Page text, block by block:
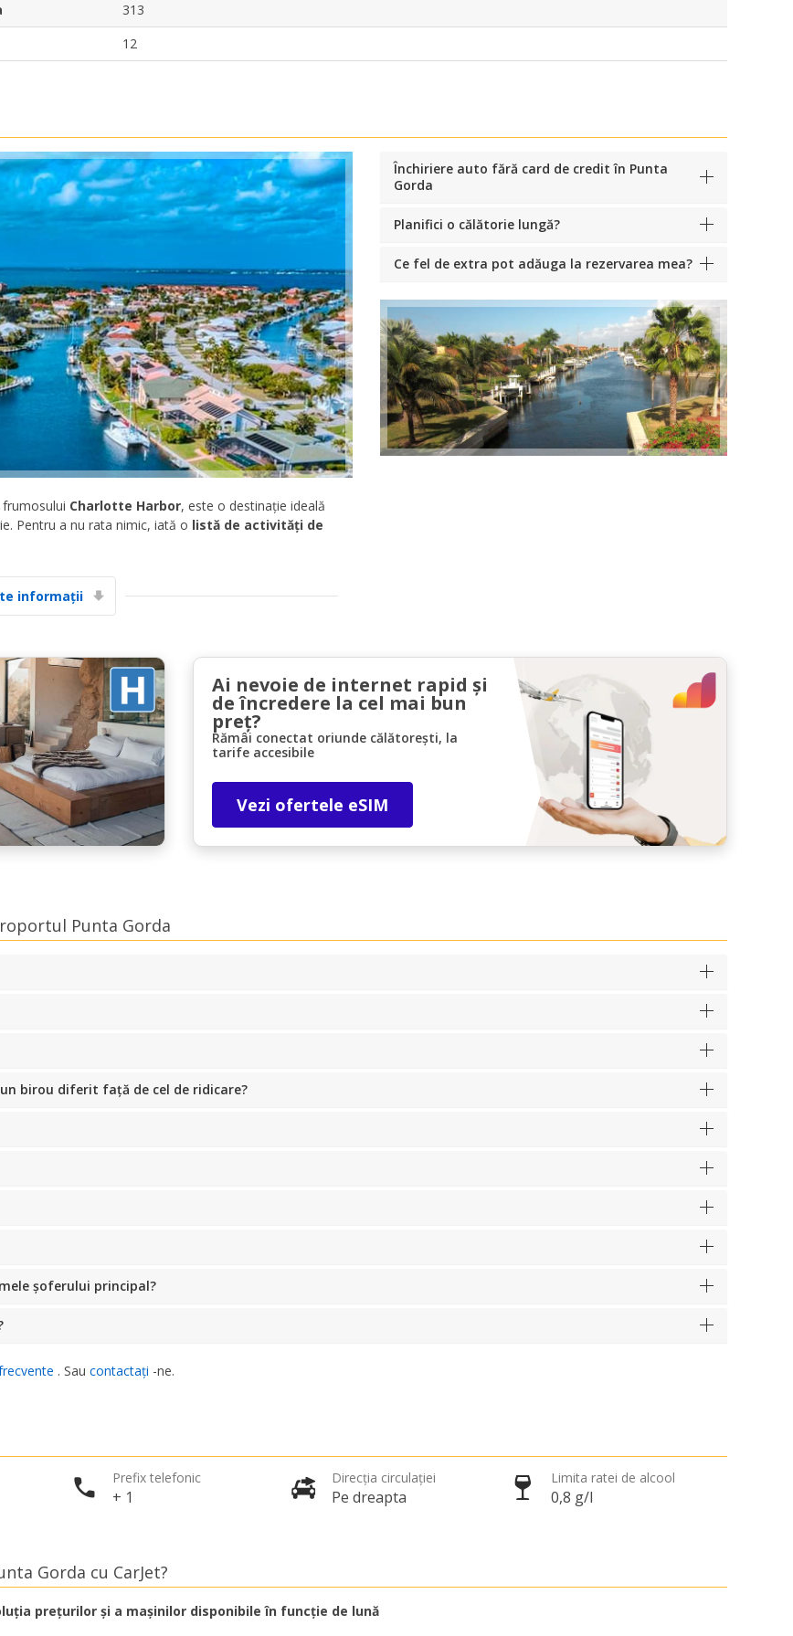
313
12
Charlotte Harbor, este o destinație ideală
Pentru a nu rata nimic, iată o listă de activități de
informații
Închiriere auto fără card de credit în Punta
Gorda
Planifici o călătorie lungă?
Ce fel de extra pot adăuga la rezervarea mea?
Ai nevoie de internet rapid și
de încredere la cel mai bun
preț?
Rămâi conectat oriunde călătorești, la
tarife accesibile
Vezi ofertele eSIM
Punta Gorda
birou diferit față de cel de ridicare?
șoferului principal?
. Sau contactați -ne.
Prefix telefonic
+ 1
Direcția circulației
Pe dreapta
Limita ratei de alcool
0,8 g/l
Gorda cu CarJet?
prețurilor și a mașinilor disponibile în funcție de lună
Economii de top
Accesați ofertele exclusive ale furnizorilor
noștri
Autentificare cu eLink